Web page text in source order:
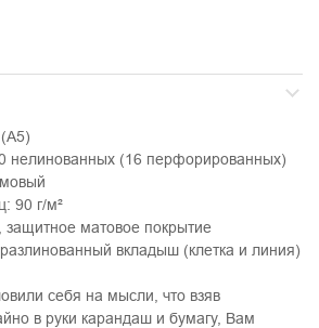
нелинованных (16 перфорированных)
90 г/м²
защитное матовое покрытие
вкладыш (клетка и линия)
себя на мысли, что взяв
в руки карандаш и бумагу, Вам